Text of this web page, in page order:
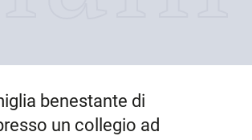
benestante di
un collegio ad